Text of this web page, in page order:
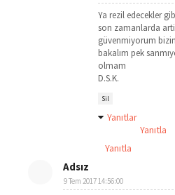
Ya rezil edecekler
son zamanlarda
güvenmiyorum
bakalım pek
olmam
D.S.K.
Sil
Yanıtlar
Yanıtla
Yanıtla
Adsız
9 Tem 2017 14:56:00